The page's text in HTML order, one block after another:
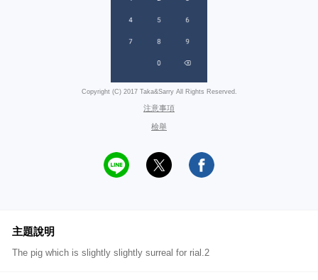
Copyright (C) 2017 Taka&Sarry All Rights Reserved.
注意事項
檢舉
主題說明
The pig which is slightly slightly surreal for rial.2